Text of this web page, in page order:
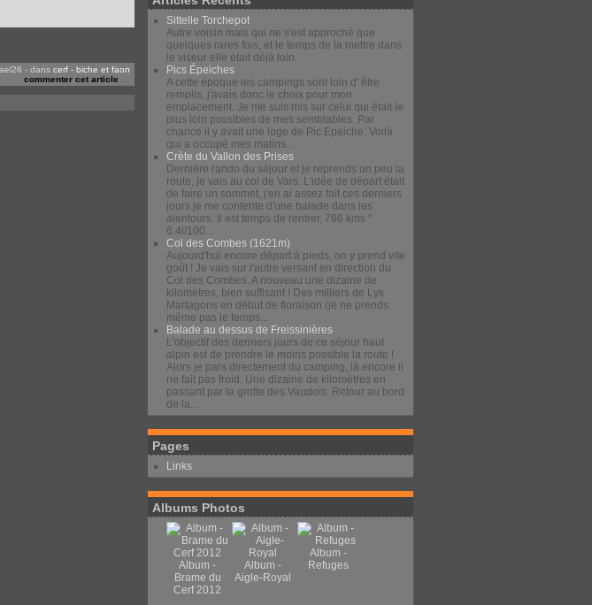
- dans cerf - biche et faon
commenter cet article
Sittelle Torchepot
Autre voisin mais qui ne s'est approché que
quelques rares fois, et le temps de la mettre dans
le viseur elle était déjà loin.
Pics Épeiches
A cette époque les campings sont loin d' être
remplis, j'avais donc le choix pour mon
emplacement. Je me suis mis sur celui qui était le
plus loin possibles de mes semblables. Par
chance il y avait une loge de Pic Epeiche. Voilà
qui a occupé mes matins...
Crète du Vallon des Prises
Dernière rando du séjour et je reprends un peu la
route, je vais au col de Vars. L'idée de départ était
de faire un sommet, j'en ai assez fait ces derniers
jours je me contente d'une balade dans les
alentours. Il est temps de rentrer, 766 kms *
6.4l/100...
Col des Combes (1621m)
Aujourd'hui encore départ à pieds, on y prend vite
goût ! Je vais sur l'autre versant en direction du
Col des Combes. A nouveau une dizaine de
kilomètres, bien suffisant ! Des milliers de Lys
Martagons en début de floraison (je ne prends
même pas le temps...
Balade au dessus de Freissinières
L'objectif des derniers jours de ce séjour haut
alpin est de prendre le moins possible la route !
Alors je pars directement du camping, là encore il
ne fait pas froid. Une dizaine de kilomètres en
passant par la grotte des Vaudois. Retour au bord
de la...
Pages
Links
Albums Photos
Album -
Brame du
Cerf 2012
Album -
Aigle-Royal
Album -
Refuges